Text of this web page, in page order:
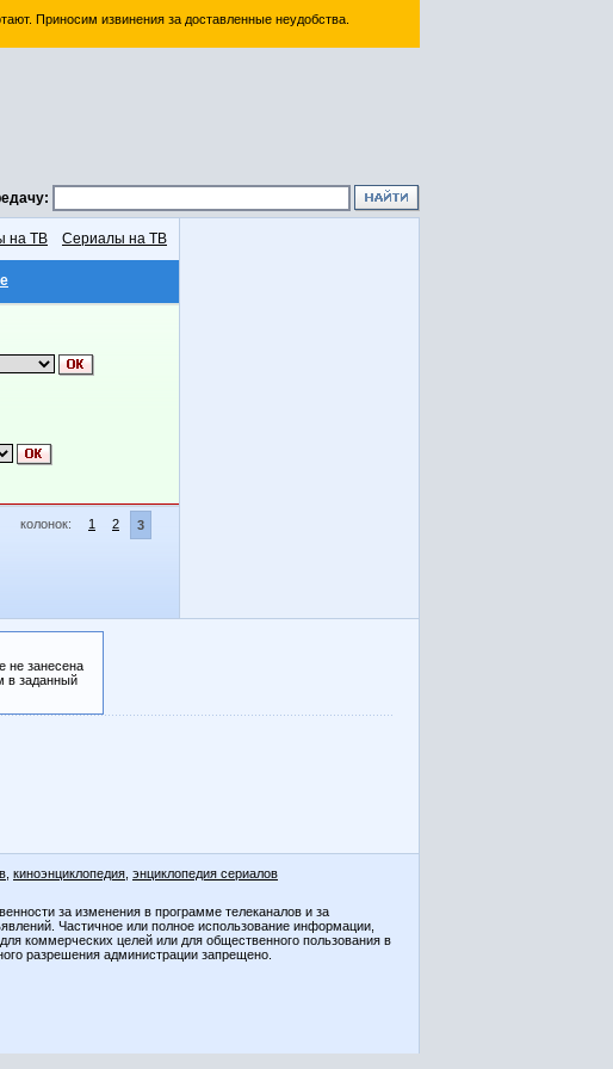
Приносим извинения за доставленные неудобства.
на ТВ Сериалы на ТВ
колонок: 1 2 3
не занесена
в заданный
киноэнциклопедия энциклопедия сериалов
за изменения в программе телеканалов и за
Частичное или полное использование информации,
, для коммерческих целей или для общественного пользования в
разрешения администрации запрещено.